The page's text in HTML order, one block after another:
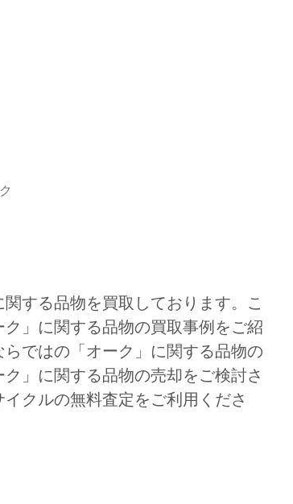
する品物を買取しております。こ
」に関する品物の買取事例をご紹
ではの「オーク」に関する品物の
」に関する品物の売却をご検討さ
クルの無料査定をご利用くださ